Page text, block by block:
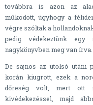
továbbra is azon az
működött, úgyhogy a
végre szóltak a
pedig védekeztünk
nagykönyvben meg van írva.
De sajnos az utolsó utáni
korán kiugrott, ezek a
dőreség volt, mert ott
kivédekezéssel, majd